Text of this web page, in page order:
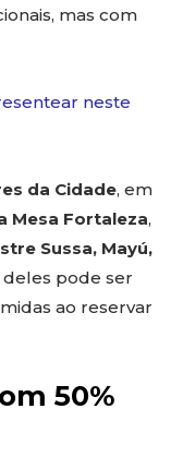
mas com
neste
da Cidade, em
Mesa Fortaleza,
Sussa, Mayú,
deles pode ser
ao reservar
50%